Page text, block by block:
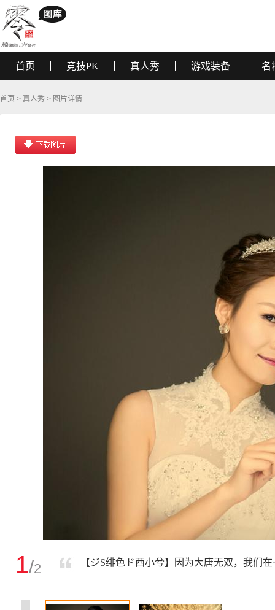
首页 竞技PK 真人秀 游戏装备 名
首页 > 真人秀 > 图片详情
1/2 【ジS绯色ド西小兮】因为大唐无双，我们